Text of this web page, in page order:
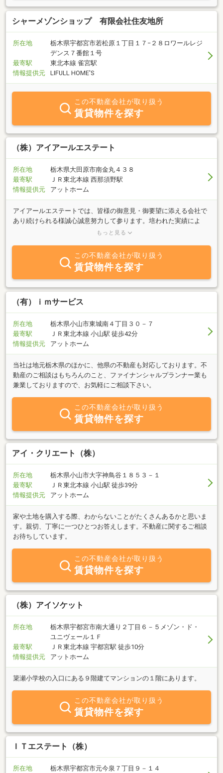
シャーメゾンショップ 有限会社住友地所
所在地
栃木県宇都宮市若松原１丁目１７−２８ロワールレジ
デンス７番館１号
最寄駅
東北本線 雀宮駅
情報提供元
LIFULL HOME'S
この不動産会社が取り扱う
賃貸物件を探す
（株）アイアールエステート
所在地
栃木県大田原市南金丸４３８
最寄駅
ＪＲ東北本線 西那須野駅
情報提供元
アットホーム
アイアールエステートでは、皆様の御意見・御要望に添える会社で
あり続けられる様誠心誠意努力して参ります。培われた実績によ
り、得られた信頼と築かれた土地勘で、貴方のニーズに必ず応えま
もっと見る
この不動産会社が取り扱う
賃貸物件を探す
（有）ｉｍサービス
所在地
栃木県小山市東城南４丁目３０－７
最寄駅
ＪＲ東北本線 小山駅 徒歩42分
情報提供元
アットホーム
当社は地元栃木県のほかに、他県の不動産も対応しております。不
動産のご相談はもちろんのこと、ファイナンシャルプランナー業も
兼業しておりますので、お気軽にご相談下さい。
この不動産会社が取り扱う
賃貸物件を探す
アイ・クリエート（株）
所在地
栃木県小山市大字神鳥谷１８５３－１
最寄駅
ＪＲ東北本線 小山駅 徒歩39分
情報提供元
アットホーム
家や土地を購入する際、わからないことがたくさんあるかと思いま
す。親切、丁寧に一つひとつお答えします。不動産に関するご相談
お待ちしています。
この不動産会社が取り扱う
賃貸物件を探す
（株）アイソケット
所在地
栃木県宇都宮市南大通り２丁目６－５メゾン・ド・
ユニヴェール１Ｆ
最寄駅
ＪＲ東北本線 宇都宮駅 徒歩10分
情報提供元
アットホーム
簗瀬小学校の入口にある９階建てマンションの１階にあります。
この不動産会社が取り扱う
賃貸物件を探す
ＩＴエステート（株）
所在地
栃木県宇都宮市元今泉７丁目９－１４